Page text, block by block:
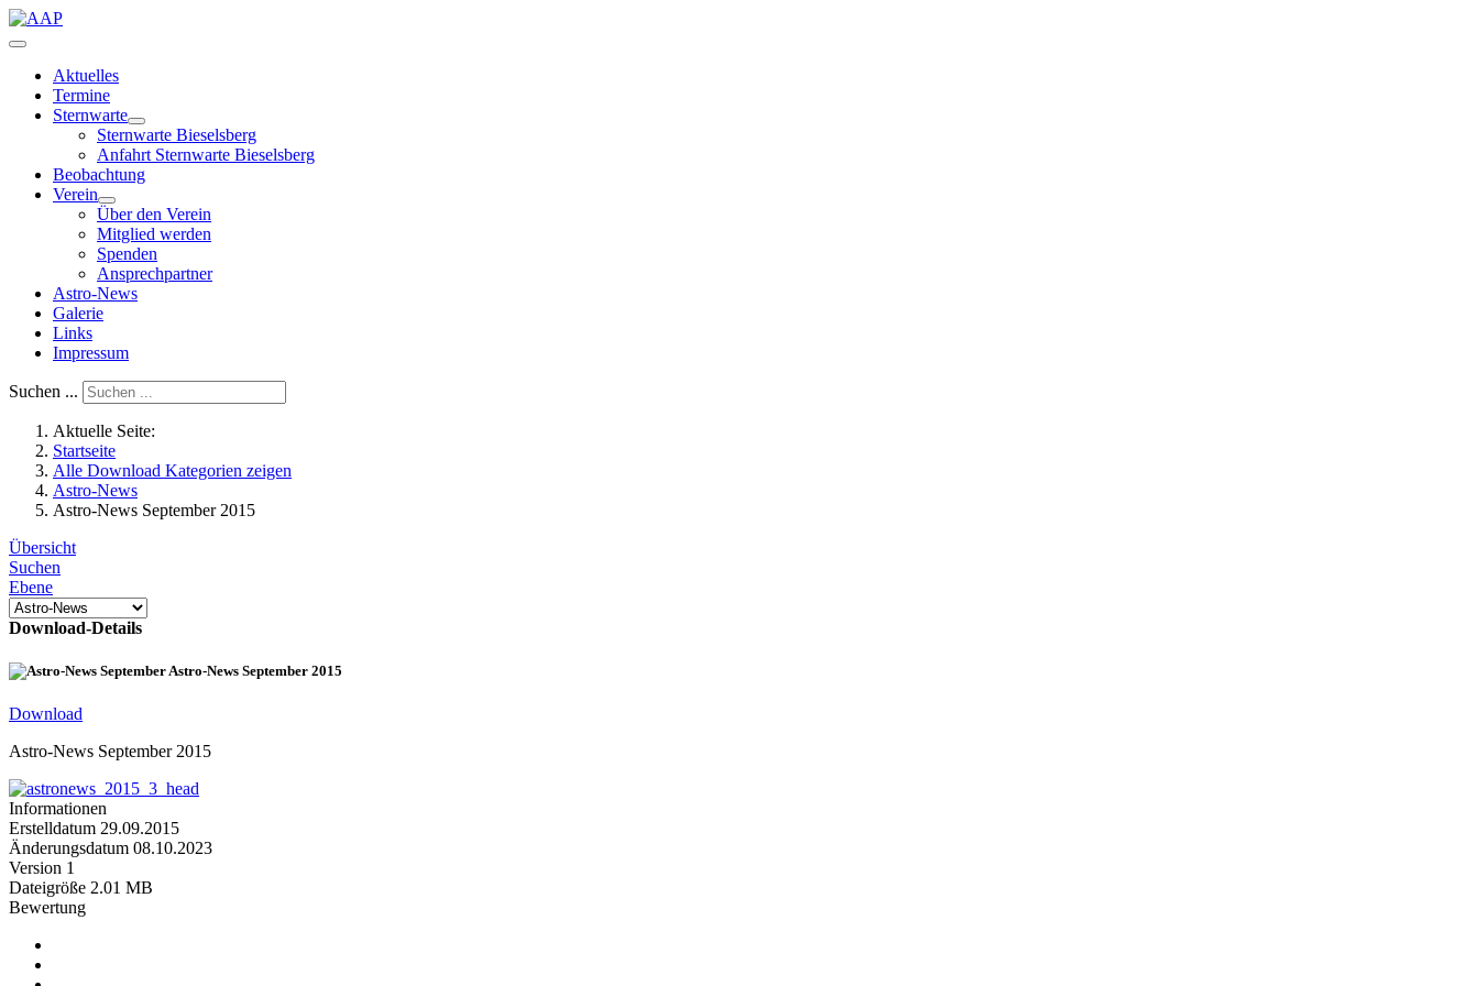
Aktuelles
Termine
Sternwarte
Sternwarte Bieselsberg
Anfahrt Sternwarte Bieselsberg
Beobachtung
Verein
Über den Verein
Mitglied werden
Spenden
Ansprechpartner
Astro-News
Galerie
Links
Impressum
Suchen ...
Aktuelle Seite:
Startseite
Alle Download Kategorien zeigen
Astro-News
Astro-News September 2015
Übersicht
Suchen
Ebene
Download-Details
Astro-News September 2015
Download
Astro-News September 2015
Informationen
Erstelldatum 29.09.2015
Änderungsdatum 08.10.2023
Version 1
Dateigröße 2.01 MB
Bewertung